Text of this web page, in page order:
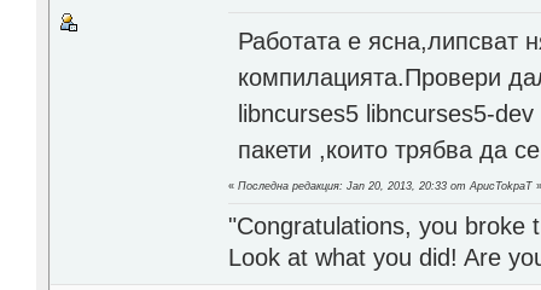
Работата е ясна,липсват
компилацията.Провери
libncurses5 libncurses5-
пакети ,които трябва да
«Последна редакция: Jan 20, 2013, 20:33 от ApucTokpaT
"Congratulations, you broke
Look at what you did! Are